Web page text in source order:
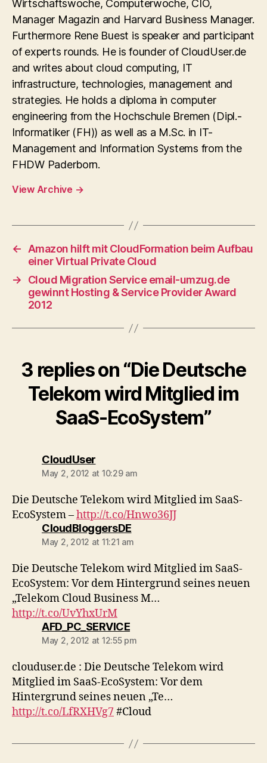
Wirtschaftswoche, Computerwoche, CIO,
Manager Magazin and Harvard Business Manager.
Furthermore Rene Buest is speaker and participant
of experts rounds. He is founder of CloudUser.de
and writes about cloud computing, IT
infrastructure, technologies, management and
strategies. He holds a diploma in computer
engineering from the Hochschule Bremen (Dipl.-
Informatiker (FH)) as well as a M.Sc. in IT-
Management and Information Systems from the
FHDW Paderborn.
View Archive →
←
Amazon hilft mit CloudFormation beim Aufbau
einer Virtual Private Cloud
→
Cloud Migration Service email-umzug.de
gewinnt Hosting & Service Provider Award
2012
3 replies on “Die Deutsche
Telekom wird Mitglied im
SaaS-EcoSystem”
CloudUsersays:
May 2, 2012 at 10:29 am
Die Deutsche Telekom wird Mitglied im SaaS-
EcoSystem –http://t.co/Hnwo36JJ
CloudBloggersDEsays:
May 2, 2012 at 11:21 am
Die Deutsche Telekom wird Mitglied im SaaS-
EcoSystem: Vor dem Hintergrund seines neuen
„Telekom Cloud Business M…
http://t.co/UvYhxUrM
AFD_PC_SERVICEsays:
May 2, 2012 at 12:55 pm
clouduser.de : Die Deutsche Telekom wird
Mitglied im SaaS-EcoSystem: Vor dem
Hintergrund seines neuen „Te…
http://t.co/LfRXHVg7#Cloud